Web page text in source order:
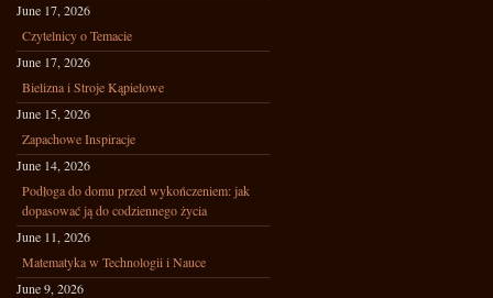
June 17, 2026
Czytelnicy o Temacie
June 17, 2026
Bielizna i Stroje Kąpielowe
June 15, 2026
Zapachowe Inspiracje
June 14, 2026
Podłoga do domu przed wykończeniem: jak
dopasować ją do codziennego życia
June 11, 2026
Matematyka w Technologii i Nauce
June 9, 2026